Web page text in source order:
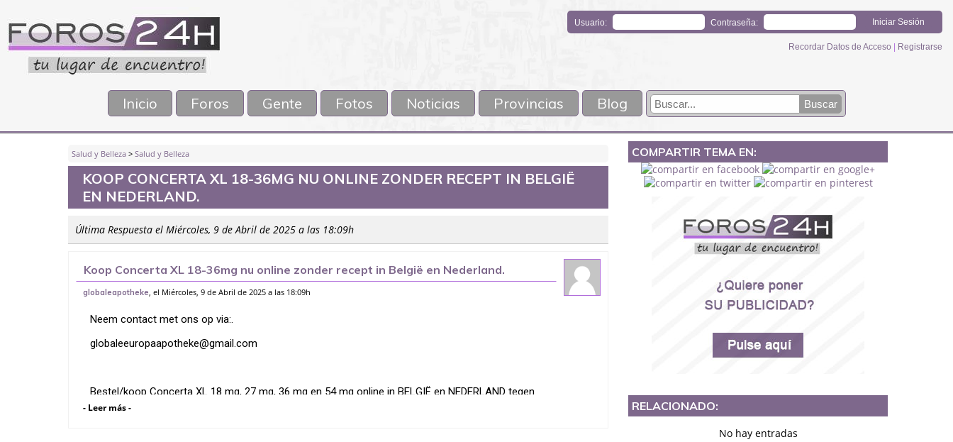
Usuario: Contraseña:
Recordar Datos de Acceso Registrarse
Inicio Foros Gente Fotos Noticias Provincias Blog
Salud y Belleza > Salud y Belleza
KOOP CONCERTA XL 18-36MG NU ONLINE ZONDER RECEPT IN BELGIË
EN NEDERLAND.
Última Respuesta el Miércoles, 9 de Abril de 2025 a las 18:09h
Koop Concerta XL 18-36mg nu online zonder recept in België en Nederland.
globaleapotheke, el Miércoles, 9 de Abril de 2025 a las 18:09h
Neem contact met ons op via:.
globaleeuropaapotheke@gmail.com
Bestel/koop Concerta XL 18 mg, 27 mg, 36 mg en 54 mg online in BELGIË en NEDERLAND tegen
gereduceerde prijzen zonder recept.
- Leer más -
COMPARTIR TEMA EN:
RELACIONADO:
No hay entradas